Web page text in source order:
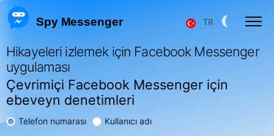
Spy Messenger TR
FB MESSENGER MESAJLARINI HACKLEMEK
FB MESSENGER HESABINI GERI YÜKLEME
FACEBOOK KULLANICI KONUMU
Hikayeleri izlemek için Facebook Messenger
uygulaması
Çevrimiçi Facebook Messenger için
ebeveyn denetimleri
Telefon numarası Kullanıcı adı